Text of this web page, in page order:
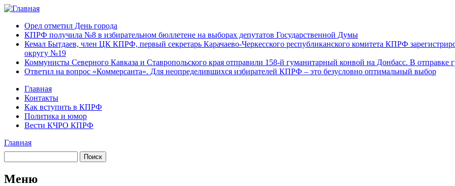
Перейти к основному содержанию
Черкесское
республиканское
отделение
Коммунистической
партии Российской
Федерации
аргументы,
факты
Орел отметил День города
КПРФ получила №8 в избирательном бюллетене на выборах депутатов Государственной Думы
Кемал Бытдаев, член ЦК КПРФ, первый секретарь Карачаево-Черкесского республиканского комитета КПРФ
округу №19
Коммунисты Северного Кавказа и Ставропольского края отправили 158-й гуманитарный конвой на Донбасс. В отправке
Ответил на вопрос «Коммерсанта». Для неопределившихся избирателей КПРФ – это безусловно оптимальный выбор
Главное меню
Главная
Контакты
Как вступить в КПРФ
Политика и юмор
Вести КЧРО КПРФ
Вы здесь
Главная
Меню